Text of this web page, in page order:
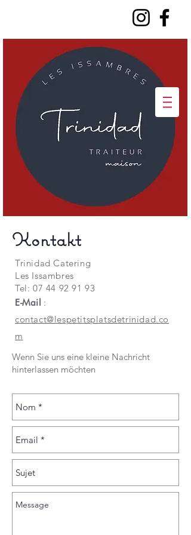
Kontakt
Trinidad Catering
Les Issambres
Tel:07 44 92 91 93
E-Mail :
contact@lespetitsplatsdetrinidad.co
m
Wenn Sie uns eine kleine Nachricht
hinterlassen möchten